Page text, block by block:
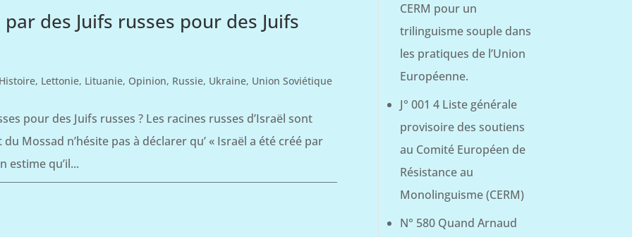
des Juifs russes pour des Juifs
, Lettonie, Lituanie, Opinion, Russie, Ukraine, Union Soviétique
pour des Juifs russes ? Les racines russes d’Israël sont
Mossad n’hésite pas à déclarer qu’ « Israël a été créé par
estime qu’il...
CERM pour un
trilinguisme souple dans
les pratiques de l’Union
Européenne.
J° 001 4 Liste générale
provisoire des soutiens
au Comité Européen de
Résistance au
Monolinguisme (CERM)
N° 580 Quand Arnaud